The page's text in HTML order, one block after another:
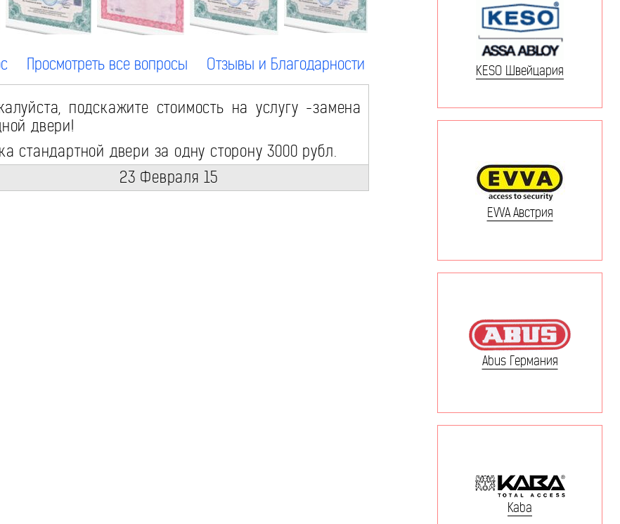
Просмотреть все вопросы Отзывы и Благодарности
подскажите стоимость на услугу -замена
двери!
стандартной двери за одну сторону 3000 рубл.
23 Февраля 15
KESO Швейцария
EVVA Австрия
Abus Германия
Kaba